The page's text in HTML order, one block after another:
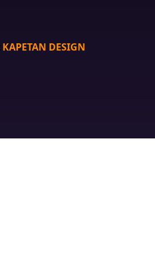
KAPETAN DESIGN